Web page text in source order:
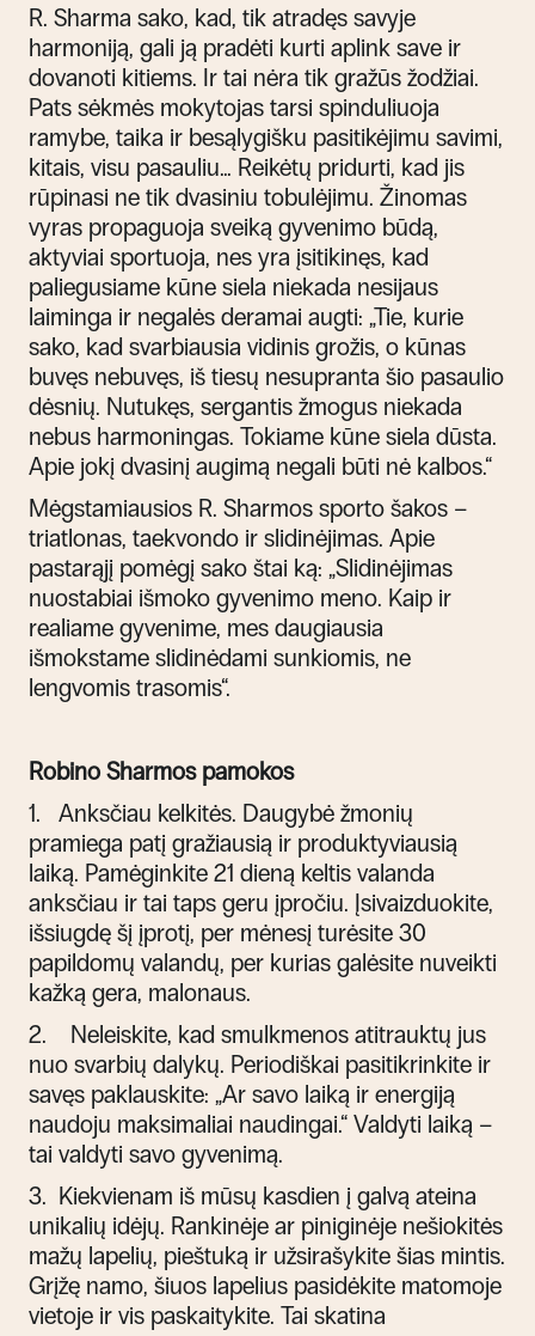
R. Sharma sako, kad, tik atradęs savyje
harmoniją, gali ją pradėti kurti aplink save ir
dovanoti kitiems. Ir tai nėra tik gražūs žodžiai.
Pats sėkmės mokytojas tarsi spinduliuoja
ramybe, taika ir besąlygišku pasitikėjimu savimi,
kitais, visu pasauliu... Reikėtų pridurti, kad jis
rūpinasi ne tik dvasiniu tobulėjimu. Žinomas
vyras propaguoja sveiką gyvenimo būdą,
aktyviai sportuoja, nes yra įsitikinęs, kad
paliegusiame kūne siela niekada nesijaus
laiminga ir negalės deramai augti: „Tie, kurie
sako, kad svarbiausia vidinis grožis, o kūnas
buvęs nebuvęs, iš tiesų nesupranta šio pasaulio
dėsnių. Nutukęs, sergantis žmogus niekada
nebus harmoningas. Tokiame kūne siela dūsta.
Apie jokį dvasinį augimą negali būti nė kalbos.“
Mėgstamiausios R. Sharmos sporto šakos –
triatlonas, taekvondo ir slidinėjimas. Apie
pastarąjį pomėgį sako štai ką: „Slidinėjimas
nuostabiai išmoko gyvenimo meno. Kaip ir
realiame gyvenime, mes daugiausia
išmokstame slidinėdami sunkiomis, ne
lengvomis trasomis“.
Robino Sharmos pamokos
1.
Anksčiau kelkitės. Daugybė žmonių
pramiega patį gražiausią ir produktyviausią
laiką. Pamėginkite 21 dieną keltis valanda
anksčiau ir tai taps geru įpročiu. Įsivaizduokite,
išsiugdę šį įprotį, per mėnesį turėsite 30
papildomų valandų, per kurias galėsite nuveikti
kažką gera, malonaus.
2.
Neleiskite, kad smulkmenos atitrauktų jus
nuo svarbių dalykų. Periodiškai pasitikrinkite ir
savęs paklauskite: „Ar savo laiką ir energiją
naudoju maksimaliai naudingai.“ Valdyti laiką –
tai valdyti savo gyvenimą.
3. Kiekvienam iš mūsų kasdien į galvą ateina
unikalių idėjų. Rankinėje ar piniginėje nešiokitės
mažų lapelių, pieštuką ir užsirašykite šias mintis.
Grįžę namo, šiuos lapelius pasidėkite matomoje
vietoje ir vis paskaitykite. Tai skatina